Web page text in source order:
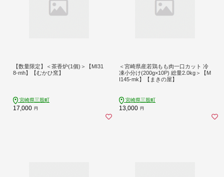
【数量限定】＜茶香炉(1個)＞【MI31
8-mh】【むかひ窯】
宮崎県三股町
17,000 円
＜宮崎県産若鶏もも肉一口カット 冷
凍小分け(200g×10P) 総量2.0kg＞【M
I145-mk】【まきの屋】
宮崎県三股町
13,000 円